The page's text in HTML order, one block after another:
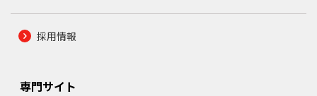
採用情報
専門サイト